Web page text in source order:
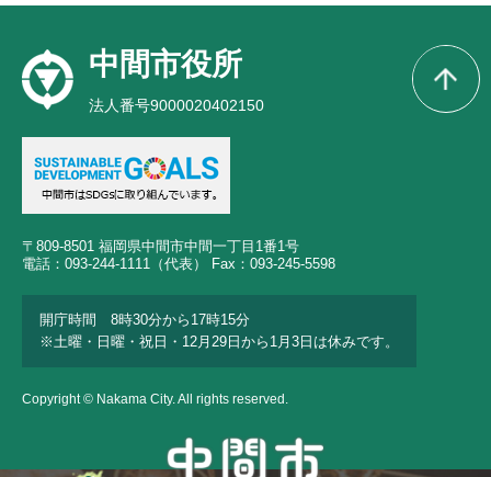
中間市役所
法人番号9000020402150
〒809-8501 福岡県中間市中間一丁目1番1号
電話：093-244-1111（代表） Fax：093-245-5598
開庁時間 8時30分から17時15分
※土曜・日曜・祝日・12月29日から1月3日は休みです。
Copyright © Nakama City. All rights reserved.